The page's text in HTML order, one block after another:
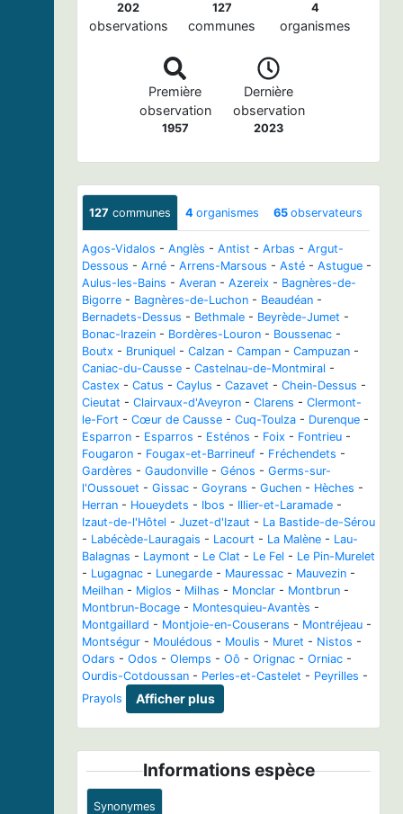
202
observations
127
communes
4
organismes
Première
observation
1957
Dernière
observation
2023
127 communes 4 organismes 65 observateurs
Agos-Vidalos - Anglès - Antist - Arbas - Argut-
Dessous - Arné - Arrens-Marsous - Asté - Astugue -
Aulus-les-Bains - Averan - Azereix - Bagnères-de-
Bigorre - Bagnères-de-Luchon - Beaudéan -
Bernadets-Dessus - Bethmale - Beyrède-Jumet -
Bonac-Irazein - Bordères-Louron - Boussenac -
Boutx - Bruniquel - Calzan - Campan - Campuzan -
Caniac-du-Causse - Castelnau-de-Montmiral -
Castex - Catus - Caylus - Cazavet - Chein-Dessus -
Cieutat - Clairvaux-d'Aveyron - Clarens - Clermont-
le-Fort - Cœur de Causse - Cuq-Toulza - Durenque -
Esparron - Esparros - Esténos - Foix - Fontrieu -
Fougaron - Fougax-et-Barrineuf - Fréchendets -
Gardères - Gaudonville - Génos - Germs-sur-
l'Oussouet - Gissac - Goyrans - Guchen - Hèches -
Herran - Houeydets - Ibos - Illier-et-Laramade -
Izaut-de-l'Hôtel - Juzet-d'Izaut - La Bastide-de-Sérou
- Labécède-Lauragais - Lacourt - La Malène - Lau-
Balagnas - Laymont - Le Clat - Le Fel - Le Pin-Murelet
- Lugagnac - Lunegarde - Mauressac - Mauvezin -
Meilhan - Miglos - Milhas - Monclar - Montbrun -
Montbrun-Bocage - Montesquieu-Avantès -
Montgaillard - Montjoie-en-Couserans - Montréjeau -
Montségur - Moulédous - Moulis - Muret - Nistos -
Odars - Odos - Olemps - Oô - Orignac - Orniac -
Ourdis-Cotdoussan - Perles-et-Castelet - Peyrilles -
Prayols
Afficher plus
Informations espèce
Synonymes